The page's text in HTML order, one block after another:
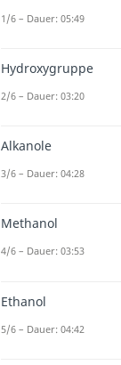
1/6 – Dauer: 05:49
Hydroxygruppe
2/6 – Dauer: 03:20
Alkanole
3/6 – Dauer: 04:28
Methanol
4/6 – Dauer: 03:53
Ethanol
5/6 – Dauer: 04:42